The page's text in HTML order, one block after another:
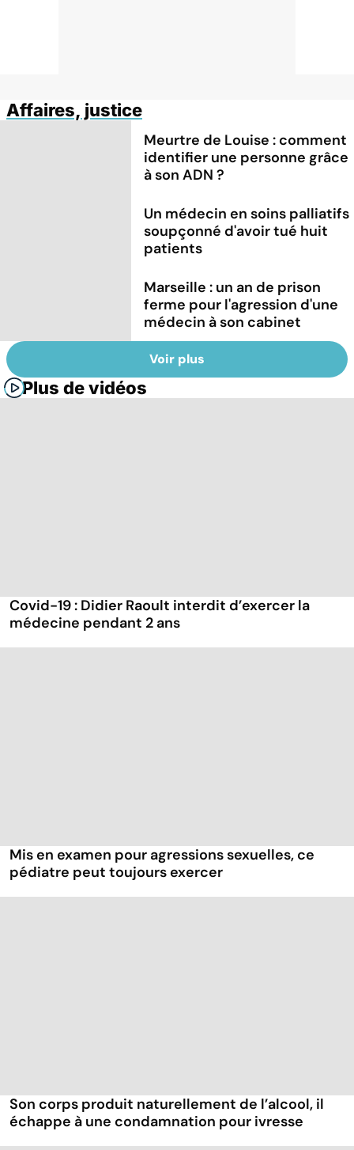
Affaires, justice
Meurtre de Louise : comment
identifier une personne grâce
à son ADN ?
Un médecin en soins palliatifs
soupçonné d'avoir tué huit
patients
Marseille : un an de prison
ferme pour l'agression d'une
médecin à son cabinet
Voir plus
Plus de vidéos
Covid-19 : Didier Raoult interdit d’exercer la
médecine pendant 2 ans
Mis en examen pour agressions sexuelles, ce
pédiatre peut toujours exercer
Son corps produit naturellement de l’alcool, il
échappe à une condamnation pour ivresse